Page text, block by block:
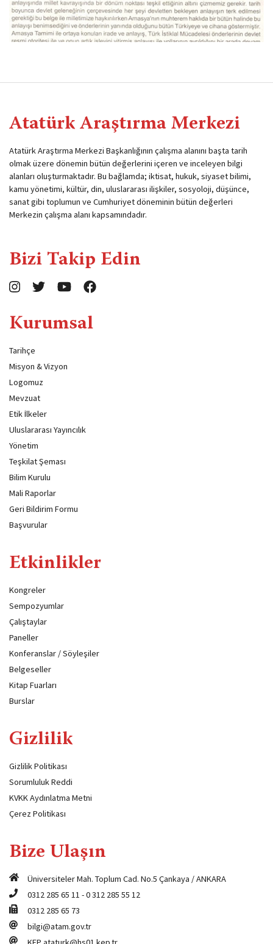
Atatürk Araştırma Merkezi
Atatürk Araştırma Merkezi Başkanlığının çalışma alanını başta tarih
olmak üzere dönemin bütün değerlerini içeren ve inceleyen bilgi
alanları oluşturmaktadır. Bu bağlamda; iktisat, hukuk, siyaset bilimi,
kamu yönetimi, kültür, din, uluslararası ilişkiler, sosyoloji, düşünce,
sanat gibi toplumun ve Cumhuriyet döneminin bütün değerleri
Merkezin çalışma alanı kapsamındadır.
Bizi Takip Edin
Kurumsal
Tarihçe
Misyon & Vizyon
Logomuz
Mevzuat
Etik İlkeler
Uluslararası Yayıncılık
Yönetim
Teşkilat Şeması
Bilim Kurulu
Mali Raporlar
Geri Bildirim Formu
Başvurular
Etkinlikler
Kongreler
Sempozyumlar
Çalıştaylar
Paneller
Konferanslar / Söyleşiler
Belgeseller
Kitap Fuarları
Burslar
Gizlilik
Gizlilik Politikası
Sorumluluk Reddi
KVKK Aydınlatma Metni
Çerez Politikası
Bize Ulaşın
Üniversiteler Mah. Toplum Cad. No.5 Çankaya / ANKARA
0312 285 65 11 -0 312 285 55 12
0312 285 65 73
bilgi@atam.gov.tr